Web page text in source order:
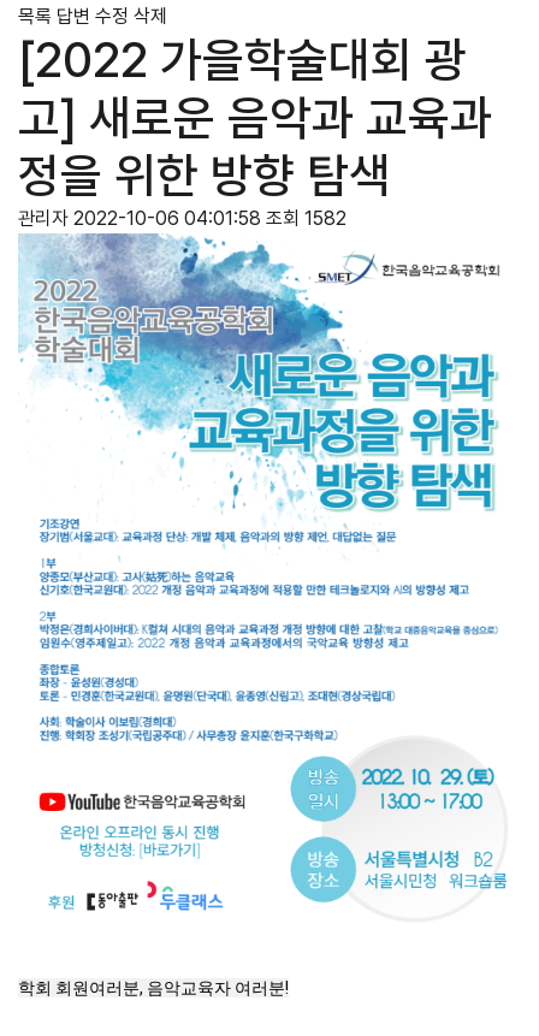
목록 답변 수정 삭제
[2022 가을학술대회 광
고] 새로운 음악과 교육과
정을 위한 방향 탐색
관리자 2022-10-06 04:01:58 조회 1582
학회 회원여러분, 음악교육자 여러분!